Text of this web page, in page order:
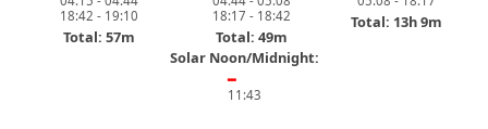
18:42 - 19:10
Total: 57m
18:17 - 18:42
Total: 49m
Total: 13h 9m
Solar Noon/Midnight:
━
11:43